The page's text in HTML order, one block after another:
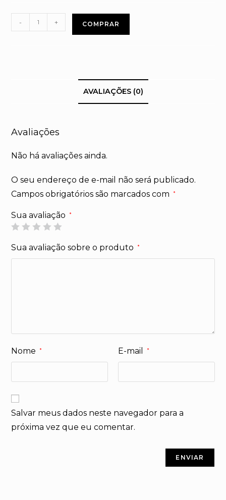
Practitioner
em
- + COMPRAR
AVALIAÇÕES (0)
Avaliações
Não há avaliações ainda.
O seu endereço de e-mail não será publicado.
Campos obrigatórios são marcados com
*
Sua avaliação *
Sua avaliação sobre o produto *
Nome * E-mail *
Salvar meus dados neste navegador para a
próxima vez que eu comentar.